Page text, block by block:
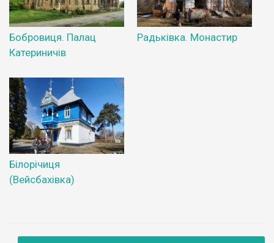
Бобровиця. Палац
Катериничів
Радьківка. Монастир
Білорічиця
(Вейсбахівка)